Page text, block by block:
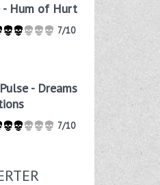
- Hum of Hurt
7/10
- Dreams
7/10